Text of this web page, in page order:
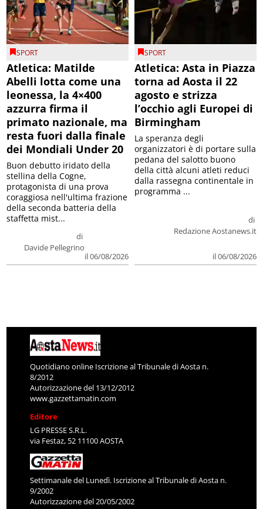
SPORT
Atletica: Matilde
Abelli lotta come una
leonessa, la 4×400
azzurra firma il
primato nazionale, ma
resta fuori dalla finale
dei Mondiali Under 20
di
Davide Pellegrino
il 06/08/2026
Buon debutto iridato della
stellina della Cogne,
protagonista di una prova
coraggiosa nell'ultima frazione
della seconda batteria della
staffetta mist...
SPORT
Atletica: Asta in Piazza
torna ad Aosta il 22
agosto e strizza
l’occhio agli Europei di
Birmingham
di
Redazione Aostanews.it
il 06/08/2026
La speranza degli
organizzatori è di portare sulla
pedana del salotto buono
della città alcuni atleti reduci
dalla rassegna continentale in
programma ...
Quotidiano online Iscrizione al Tribunale di Aosta n.
8/2012
Autorizzazione del 13/12/2012
www.gazzettamatin.com
Editore
LG PRESSE S.R.L.
via Festaz, 52 11100 AOSTA
Settimanale del Lunedì. Iscrizione al Tribunale di Aosta n.
9/2002
Autorizzazione del 20/05/2002